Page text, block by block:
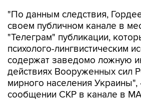
"По данным следствия,
своем публичном канале в
"Телеграм" публикации,
психолого-лингвистическим
содержат заведомо ложную
действиях Вооруженных сил
мирного населения Украины",
сообщении СКР в канале в